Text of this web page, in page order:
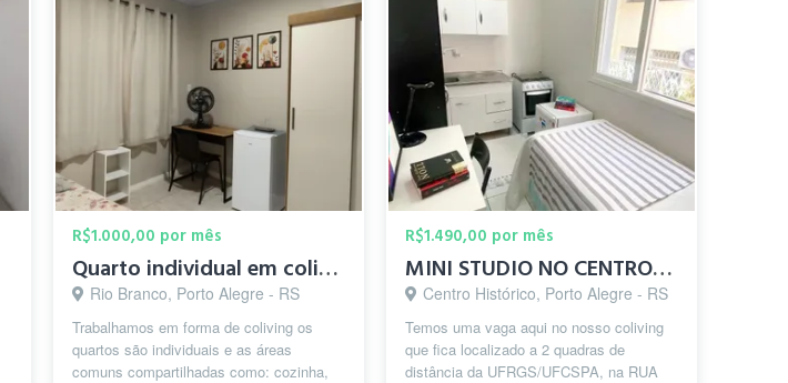
R$1.000,00 por mês
Quarto individual em coliving
Rio Branco, Porto Alegre - RS
Trabalhamos em forma de coliving os
quartos são individuais e as áreas
comuns compartilhadas como: cozinha,
R$1.490,00 por mês
MINI STUDIO NO CENTRO DE POA - UFRGS/UFCSPA
Centro Histórico, Porto Alegre - RS
Temos uma vaga aqui no nosso coliving
que fica localizado a 2 quadras de
distância da UFRGS/UFCSPA, na RUA